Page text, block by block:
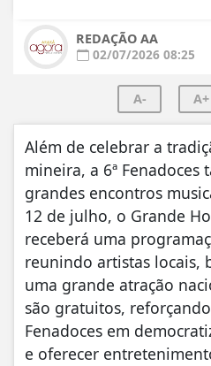
REDAÇÃO AA
02/07/2026 08:25
A- A+
Além de celebrar a
mineira, a 6ª Fenadoces
grandes encontros
12 de julho, o Grande
receberá uma
reunindo artistas locais,
uma grande atração
são gratuitos,
Fenadoces em
e oferecer